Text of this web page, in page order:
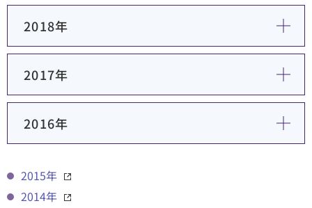
2018年
2017年
2016年
2015年
2014年